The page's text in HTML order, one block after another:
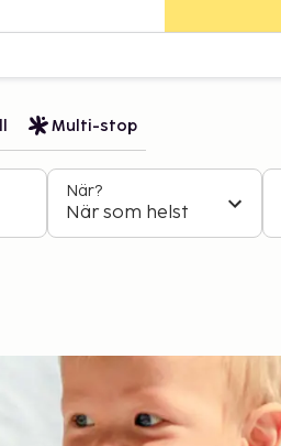
Multi-stop
När?
När som helst